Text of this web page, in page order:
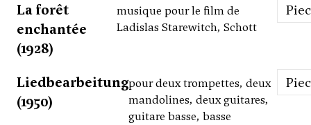
La forêt
enchantée
(1928)
musique pour le film de
Ladislas Starewitch, Schott
Liedbearbeitung
(1950)
pour deux trompettes, deux
mandolines, deux guitares,
guitare basse, basse